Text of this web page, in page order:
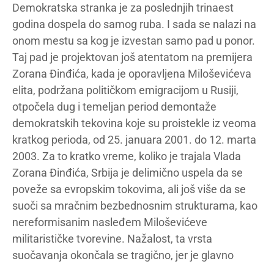
Demokratska stranka je za poslednjih trinaest
godina dospela do samog ruba. I sada se nalazi na
onom mestu sa kog je izvestan samo pad u ponor.
Taj pad je projektovan još atentatom na premijera
Zorana Đinđića, kada je oporavljena Miloševićeva
elita, podržana političkom emigracijom u Rusiji,
otpočela dug i temeljan period demontaže
demokratskih tekovina koje su proistekle iz veoma
kratkog perioda, od 25. januara 2001. do 12. marta
2003. Za to kratko vreme, koliko je trajala Vlada
Zorana Đinđića, Srbija je delimično uspela da se
poveže sa evropskim tokovima, ali još više da se
suoči sa mračnim bezbednosnim strukturama, kao
nereformisanim nasleđem Miloševićeve
militarističke tvorevine. Nažalost, ta vrsta
suočavanja okončala se tragično, jer je glavno